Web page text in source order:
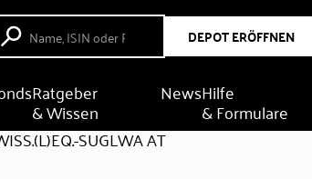
DEPOT ERÖFFNEN
Ratgeber
& Wissen
NewsHilfe
& Formulare
SUGLWA AT